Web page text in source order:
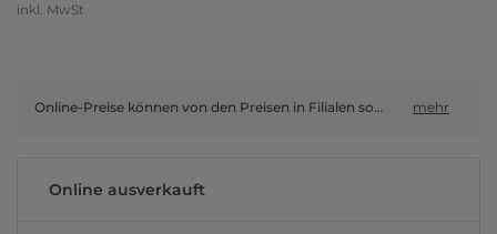
inkl. MwSt
Online-Preise können von den Preisen in Filialen sowie Shop-in-Shop-Flächen abweichen. mehr
Online ausverkauft